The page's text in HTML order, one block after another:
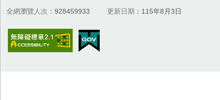
全網瀏覽人次 928459933 更新日期 115年8月3日